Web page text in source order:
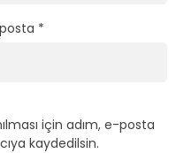
*
için adım, e-posta
kaydedilsin.